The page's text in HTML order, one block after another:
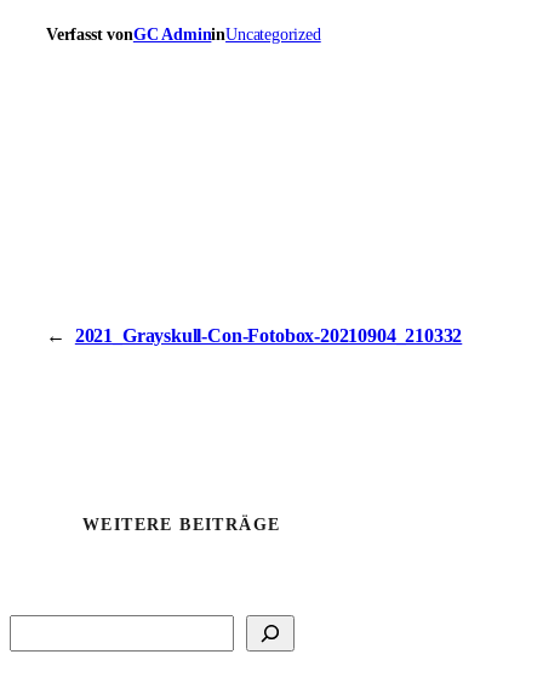
Verfasst vonGC AdmininUncategorized
← 2021_Grayskull-Con-Fotobox-20210904_210332
WEITERE BEITRÄGE